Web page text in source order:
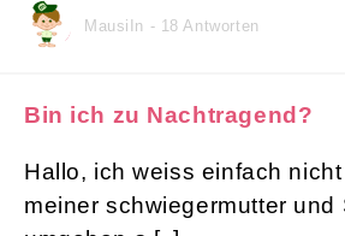
MausiIn - 18 Antworten
Bin ich zu Nachtragend?
Hallo, ich weiss einfach
meiner schwiegermutter und